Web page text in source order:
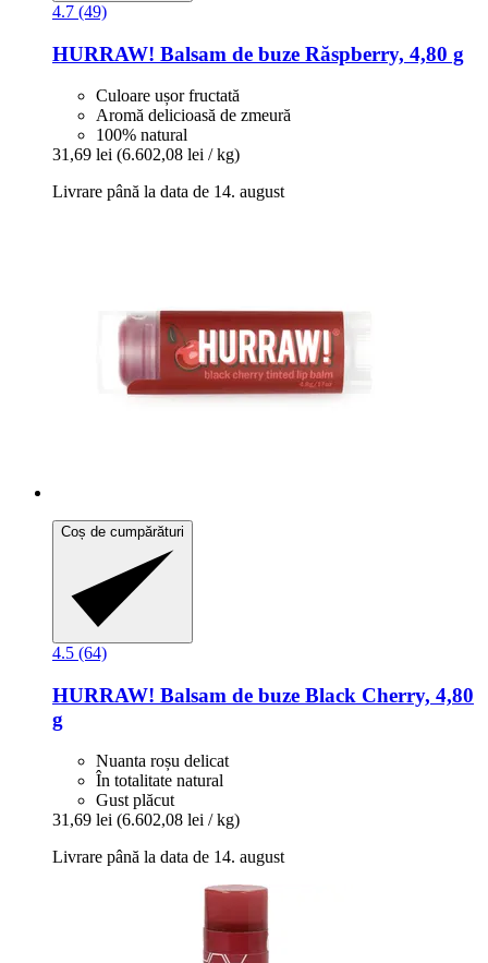
4.7 (49)
HURRAW! Balsam de buze Răspberry, 4,80 g
Culoare ușor fructată
Aromă delicioasă de zmeură
100% natural
31,69 lei (6.602,08 lei / kg)
Livrare până la data de 14. august
Coș de cumpărături
4.5 (64)
HURRAW! Balsam de buze Black Cherry, 4,80
g
Nuanta roșu delicat
În totalitate natural
Gust plăcut
31,69 lei (6.602,08 lei / kg)
Livrare până la data de 14. august